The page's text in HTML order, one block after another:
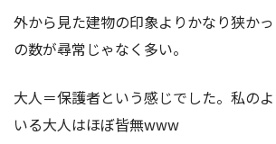
外から見た建物の印象よりかなり狭か
の数が尋常じゃなく多い。
大人＝保護者という感じでした。私の
いる大人はほぼ皆無www